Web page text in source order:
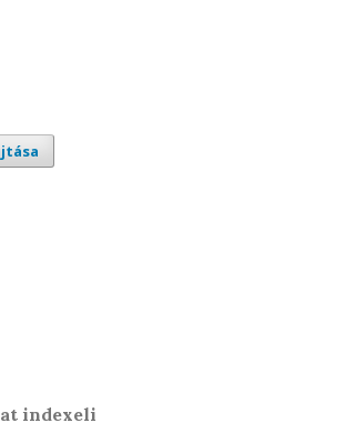
indexeli